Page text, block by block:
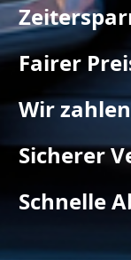
Fairer
Wir
Sicherer
Schnelle